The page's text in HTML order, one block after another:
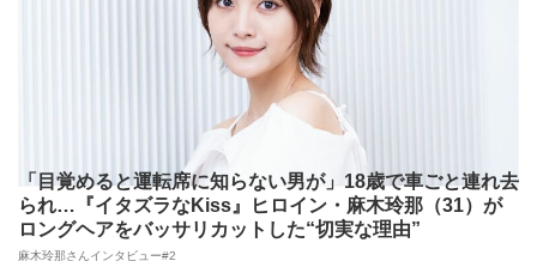
「目覚めると運転席に知らない男が」18歳で車ごと連れ去
られ…『イタズラなKiss』ヒロイン・麻木玲那（31）が
ロングヘアをバッサリカットした“切実な理由”
麻木玲那さんインタビュー#2